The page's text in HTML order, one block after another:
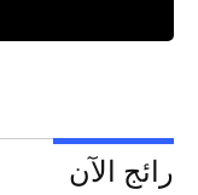
رائج الآن